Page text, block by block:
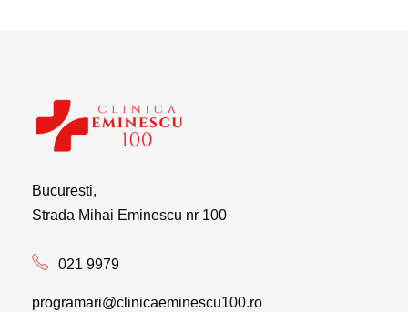
Bucuresti,
Strada Mihai Eminescu nr 100
021 9979
programari@clinicaeminescu100.ro